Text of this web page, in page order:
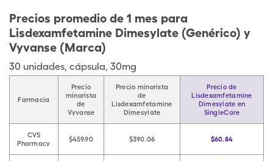
Precios promedio de 1 mes para
Lisdexamfetamine Dimesylate (Genérico) y
Vyvanse (Marca)
30 unidades, cápsula, 30mg
Farmacia
Precio
minorista
de
Vyvanse
Precio minorista
de
Lisdexamfetamine
Dimesylate
Precio de
Lisdexamfetamine
Dimesylate en
SingleCare
CVS
Pharmacy
$459.90 $390.06 $60.84